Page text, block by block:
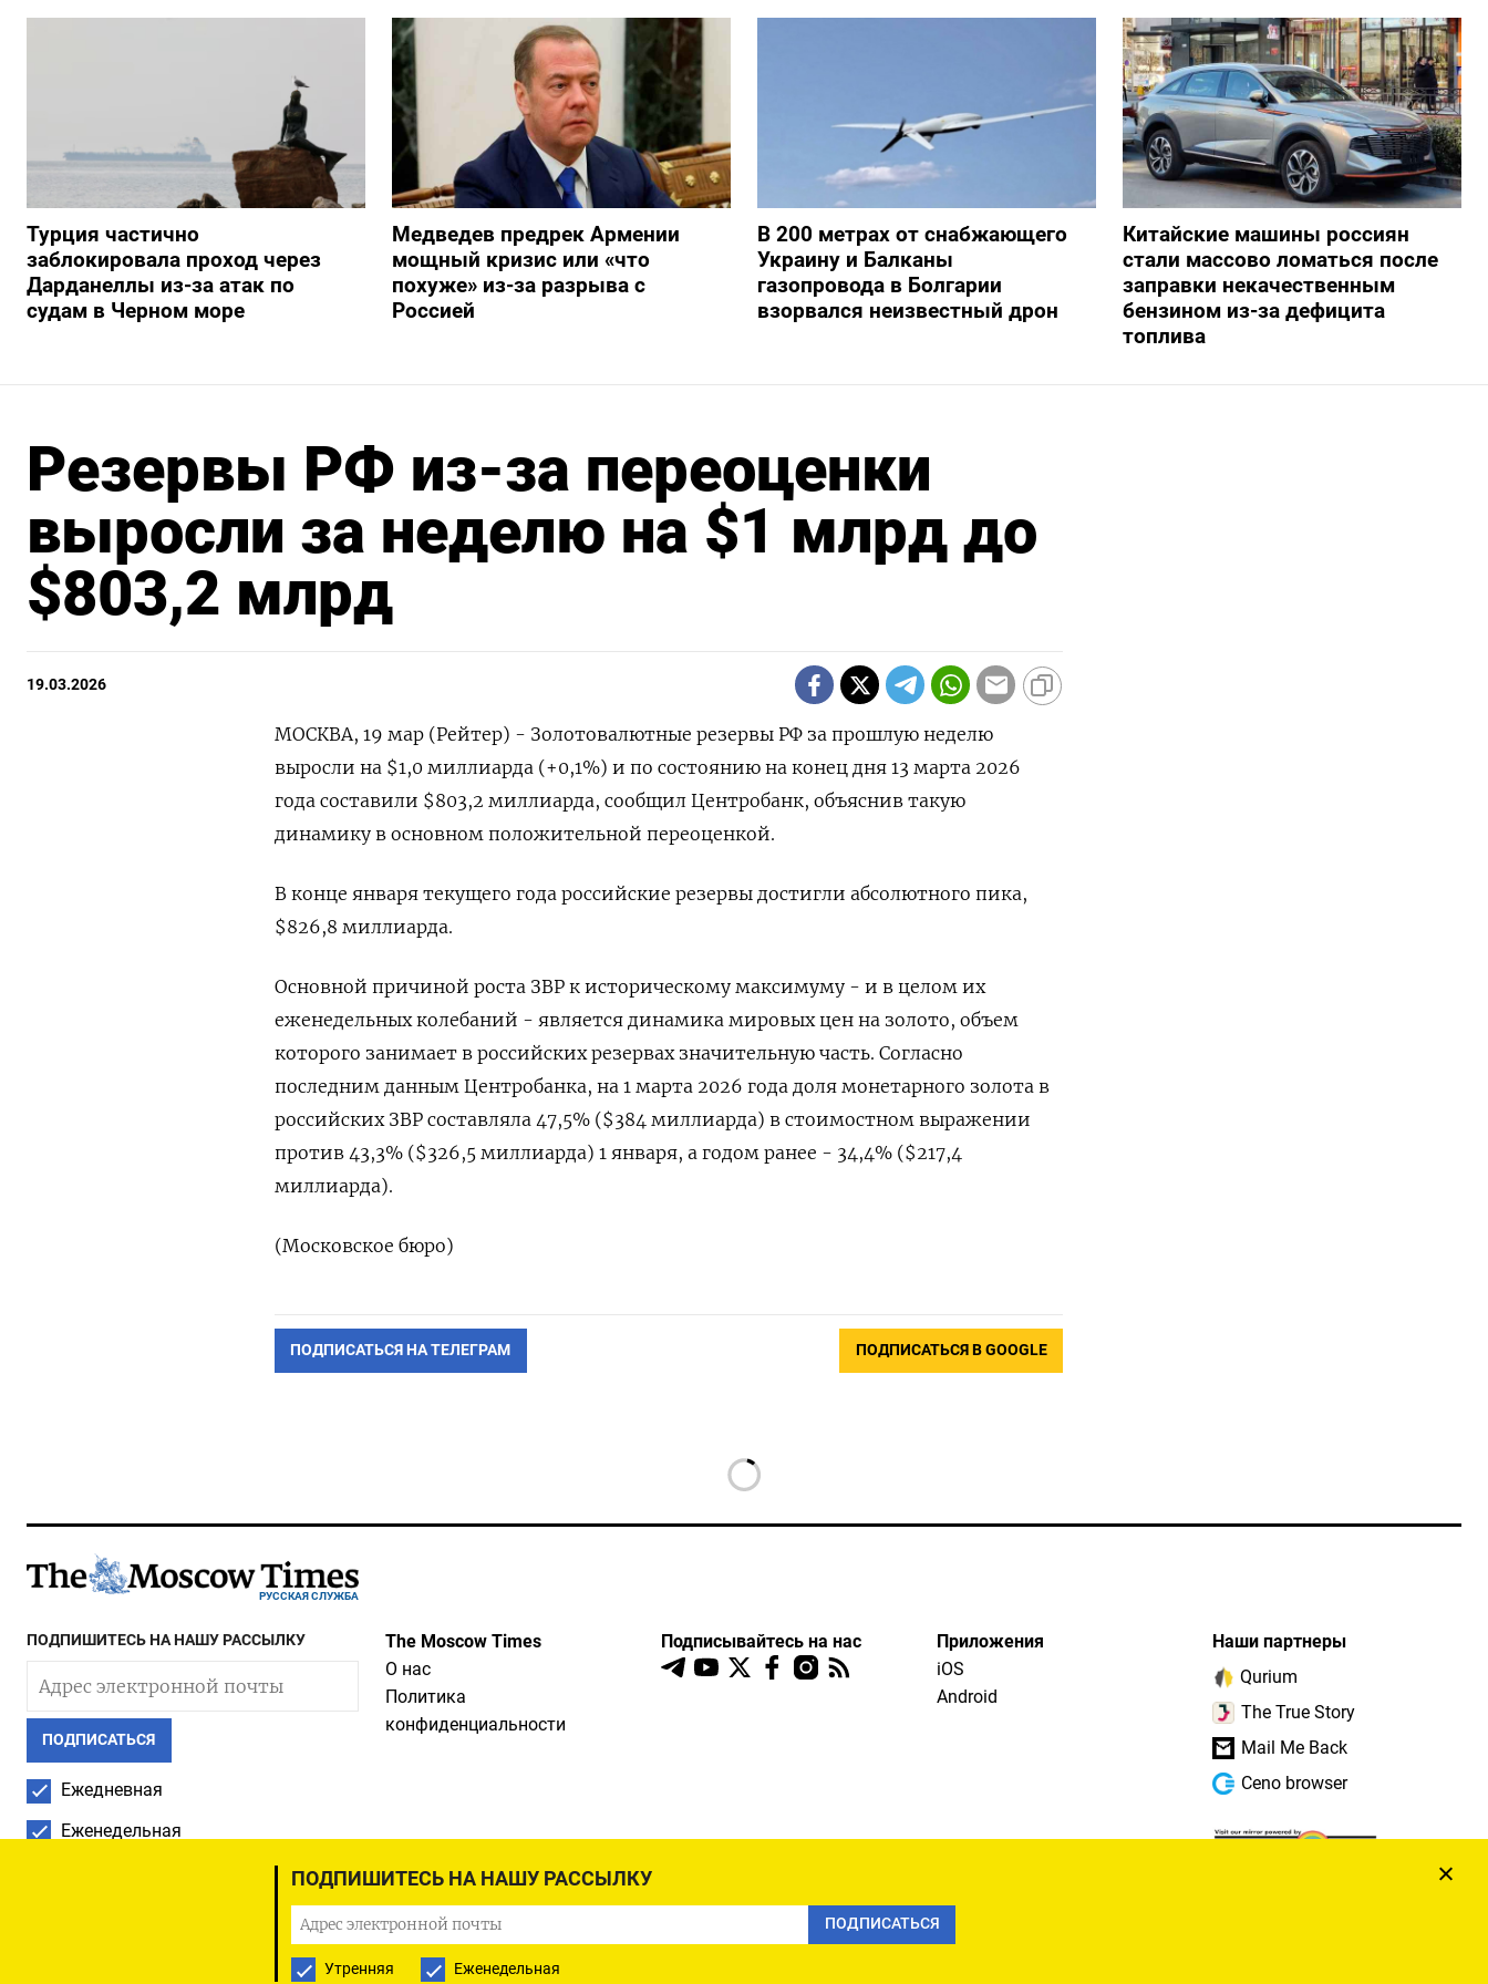
Турция частично
заблокировала проход через
Дарданеллы из-за атак по
судам в Черном море
Медведев предрек Армении
мощный кризис или «что
похуже» из-за разрыва с
Россией
В 200 метрах от снабжающего
Украину и Балканы
газопровода в Болгарии
взорвался неизвестный дрон
Китайские машины россиян
стали массово ломаться после
заправки некачественным
бензином из-за дефицита
топлива
ПОДПИШИТЕСЬ НА НАШУ РАССЫЛКУ
ПОДПИСАТЬСЯ
Утренняя Еженедельная
Резервы РФ из-за переоценки
выросли за неделю на $1 млрд до
$803,2 млрд
19.03.2026
МОСКВА, 19 мар (Рейтер) - Золотовалютные резервы РФ за прошлую неделю
выросли ‌на $1,0 миллиарда (+0,1%) и по состоянию на конец дня 13 ​марта ​2026 ​
года составили $803,2 миллиарда, сообщил ⁠Центробанк, ‌объяснив такую
динамику ‌в основном положительной переоценкой.
В конце января ​текущего года ‌российские резервы достигли абсолютного пика,
$826,8 ​миллиарда.
Основной причиной роста ЗВР ‌к историческому максимуму - и в целом их
еженедельных ​колебаний - ​является ‌динамика мировых цен на золото, ​объем
которого занимает в российских резервах значительную часть. Согласно
последним данным Центробанка, на 1 марта 2026 года доля монетарного ​золота ⁠в
российских ЗВР составляла 47,5% ($384 миллиарда) ‌в стоимостном выражении
‌против 43,3% ($326,5 миллиарда) 1 января, а ​годом ранее - 34,4% ($217,4
‌миллиарда).
(Московское бюро)
ПОДПИСАТЬСЯ НА ТЕЛЕГРАМ ПОДПИСАТЬСЯ В GOOGLE
РУССКАЯ СЛУЖБА
ПОДПИШИТЕСЬ НА НАШУ РАССЫЛКУ
ПОДПИСАТЬСЯ
Ежедневная
Еженедельная
The Moscow Times
О нас
Политика
конфиденциальности
Подписывайтесь на нас
Приложения
iOS
Android
Наши партнеры
Qurium
The True Story
Mail Me Back
Ceno browser
© Все права защищены, The Moscow Times, 1992 — 2026